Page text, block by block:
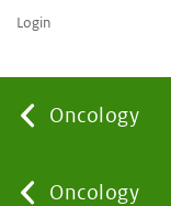
Oncology
YouOncology
Login